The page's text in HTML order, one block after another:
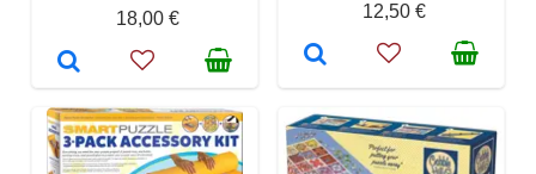
18,00 €
12,50 €